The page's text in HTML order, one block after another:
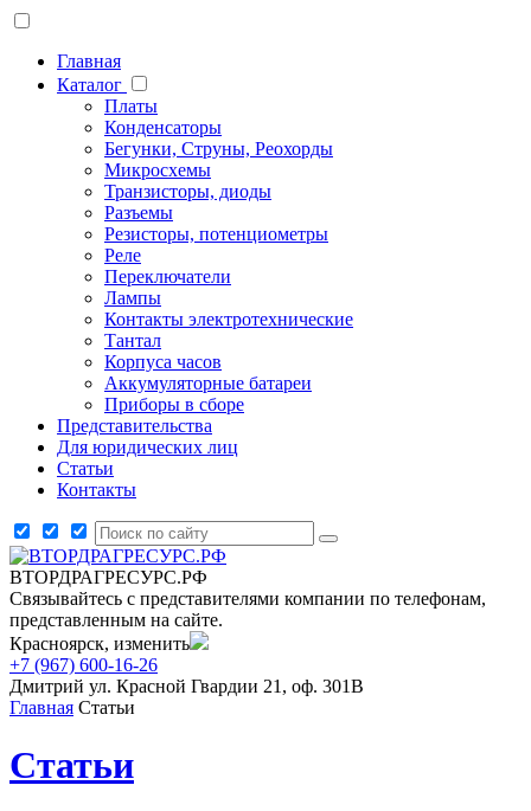
Главная
Каталог
Платы
Конденсаторы
Бегунки, Струны, Реохорды
Микросхемы
Транзисторы, диоды
Разъемы
Резисторы, потенциометры
Реле
Переключатели
Лампы
Контакты электротехнические
Тантал
Корпуса часов
Аккумуляторные батареи
Приборы в сборе
Представительства
Для юридических лиц
Статьи
Контакты
ВТОРДРАГРЕСУРС.РФ
Связывайтесь с представителями компании по телефонам,
представленным на сайте.
Красноярск, изменить
+7 (967) 600-16-26
Дмитрий ул. Красной Гвардии 21, оф. 301В
Главная Статьи
Статьи